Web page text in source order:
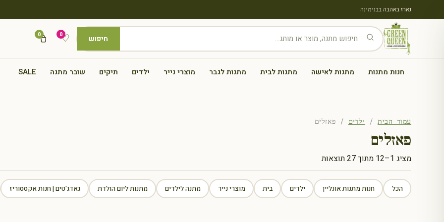
נארז באהבה בבנימינה
חיפוש ♡
0
0
חנות מתנות מתנות לאישה מתנות לבית מתנות לגבר מוצרי נייר ילדים תיקים שובר מתנה SALE
עמוד הבית/ ילדים / פאזלים
פאזלים
מציג 1–12 מתוך 27 תוצאות
ממוין
לפי
הפריט
העדכני
הכל חנות מתנות אונליין ילדים בית מוצרי נייר מתנה לילדים מתנות ליום הולדת גאדג'טים | חנות אקססוריז